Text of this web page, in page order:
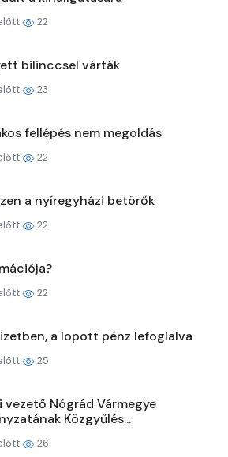
22
bilinccsel várták
23
fellépés nem megoldás
22
a nyíregyházi betörők
22
22
a lopott pénz lefoglalva
25
vezető Nógrád Vármegye
Közgyűlés...
26